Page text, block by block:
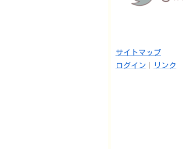
サイトマップ
ログイン
リンク